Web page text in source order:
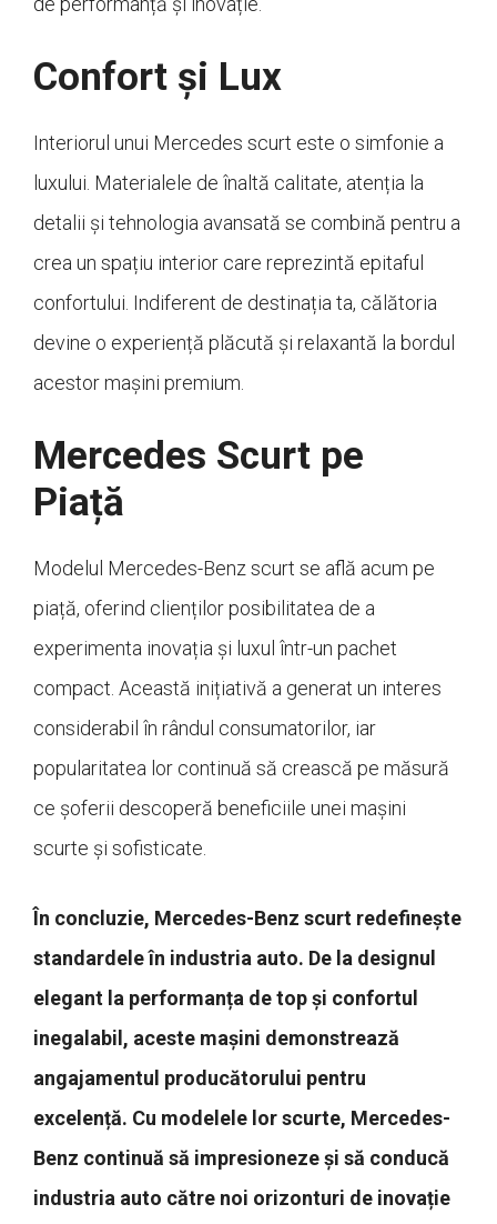
Confort și Lux
Interiorul unui Mercedes scurt este o simfonie a
luxului. Materialele de înaltă calitate, atenția la
detalii și tehnologia avansată se combină pentru a
crea un spațiu interior care reprezintă epitaful
confortului. Indiferent de destinația ta, călătoria
devine o experiență plăcută și relaxantă la bordul
acestor mașini premium.
Mercedes Scurt pe
Piață
Modelul Mercedes-Benz scurt se află acum pe
piață, oferind clienților posibilitatea de a
experimenta inovația și luxul într-un pachet
compact. Această inițiativă a generat un interes
considerabil în rândul consumatorilor, iar
popularitatea lor continuă să crească pe măsură
ce șoferii descoperă beneficiile unei mașini
scurte și sofisticate.
În concluzie, Mercedes-Benz scurt redefinește
standardele în industria auto. De la designul
elegant la performanța de top și confortul
inegalabil, aceste mașini demonstrează
angajamentul producătorului pentru
excelență. Cu modelele lor scurte, Mercedes-
Benz continuă să impresioneze și să conducă
industria auto către noi orizonturi de inovație